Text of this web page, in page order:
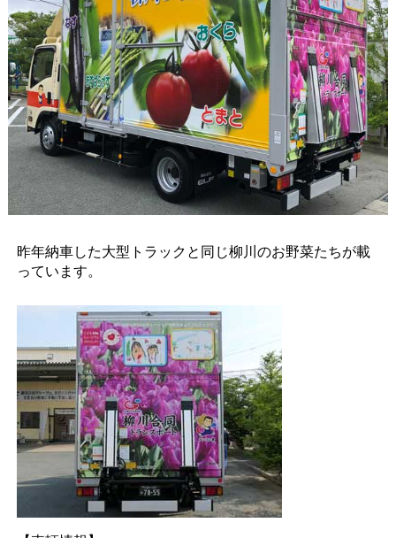
昨年納車した大型トラックと同じ柳川のお野菜たちが載
っています。